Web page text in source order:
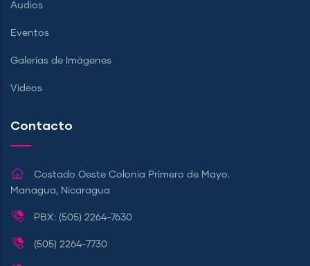
Audios
Eventos
Galerías de Imágenes
Videos
Contacto
Costado Oeste Colonia Primero de Mayo.
Managua, Nicaragua
PBX: (505) 2264-7630
(505) 2264-7730